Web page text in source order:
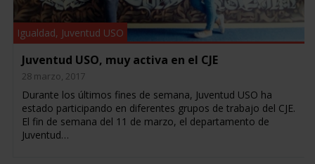
Igualdad, Juventud USO
Juventud USO, muy activa en el CJE
28 marzo, 2017
Durante los últimos fines de semana, Juventud USO ha
estado participando en diferentes grupos de trabajo del CJE.
El fin de semana del 11 de marzo, el departamento de
Juventud…